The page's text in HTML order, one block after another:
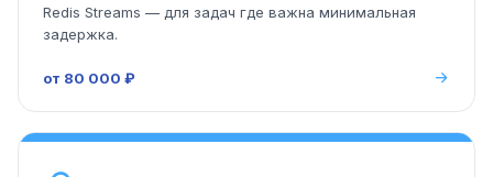
Redis Streams — для задач где важна минимальная
задержка.
от 80 000 ₽